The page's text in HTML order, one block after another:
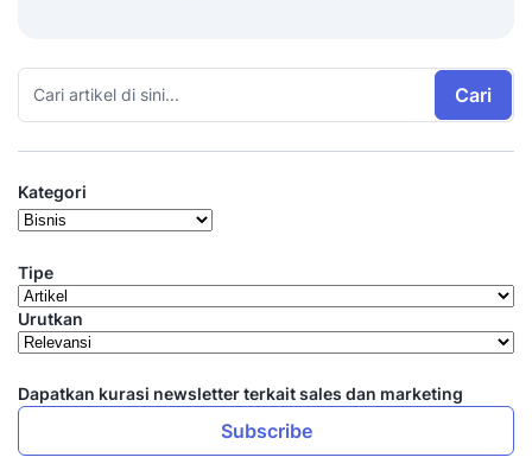
Cari
Kategori
Tipe
Urutkan
Dapatkan kurasi newsletter terkait sales dan marketing
Subscribe